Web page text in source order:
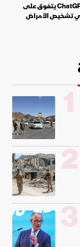
دراسة: ChatGPT يتفوق على
تشخيص الأمراض
1
2
3